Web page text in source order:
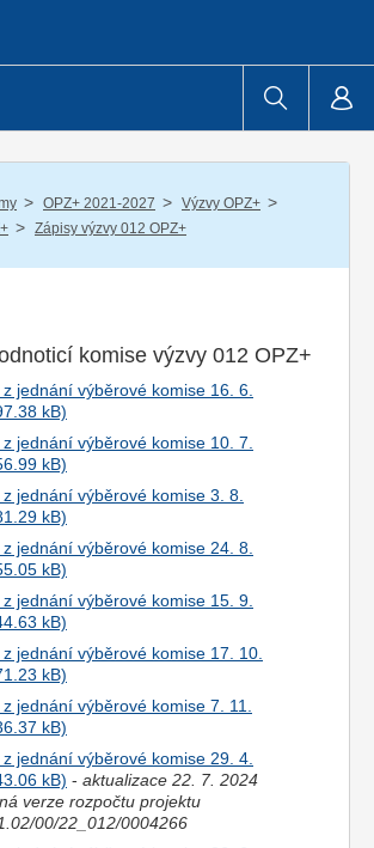
/ OPZ+ 2021-2027 / Výzvy OPZ+ /
/ Zápisy výzvy 012 OPZ+
komise výzvy 012 OPZ+
jednání výběrové komise 16. 6.
jednání výběrové komise 10. 7.
jednání výběrové komise 3. 8.
jednání výběrové komise 24. 8.
jednání výběrové komise 15. 9.
jednání výběrové komise 17. 10.
jednání výběrové komise 7. 11.
jednání výběrové komise 29. 4.
- aktualizace 22. 7. 2024
verze rozpočtu projektu
00/22_012/0004266